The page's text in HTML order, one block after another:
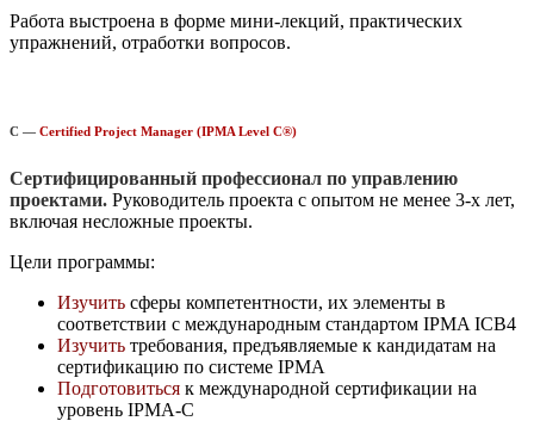
Работа выстроена в форме мини-лекций, практических
упражнений, отработки вопросов.
C — Certified Project Manager (IPMA Level C®)
Сертифицированный профессионал по управлению
проектами. Руководитель проекта с опытом не менее 3-х лет,
включая несложные проекты.
Цели программы:
Изучить сферы компетентности, их элементы в
соответствии с международным стандартом IPMA ICB4
Изучить требования, предъявляемые к кандидатам на
сертификацию по системе IPMA
Подготовиться к международной сертификации на
уровень IPMA-C